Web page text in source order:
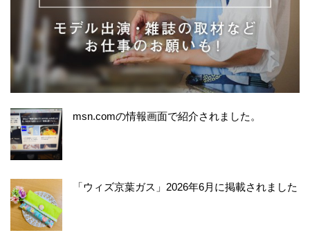
msn.comの情報画面で紹介されました。
「ウィズ京葉ガス」2026年6月に掲載されました